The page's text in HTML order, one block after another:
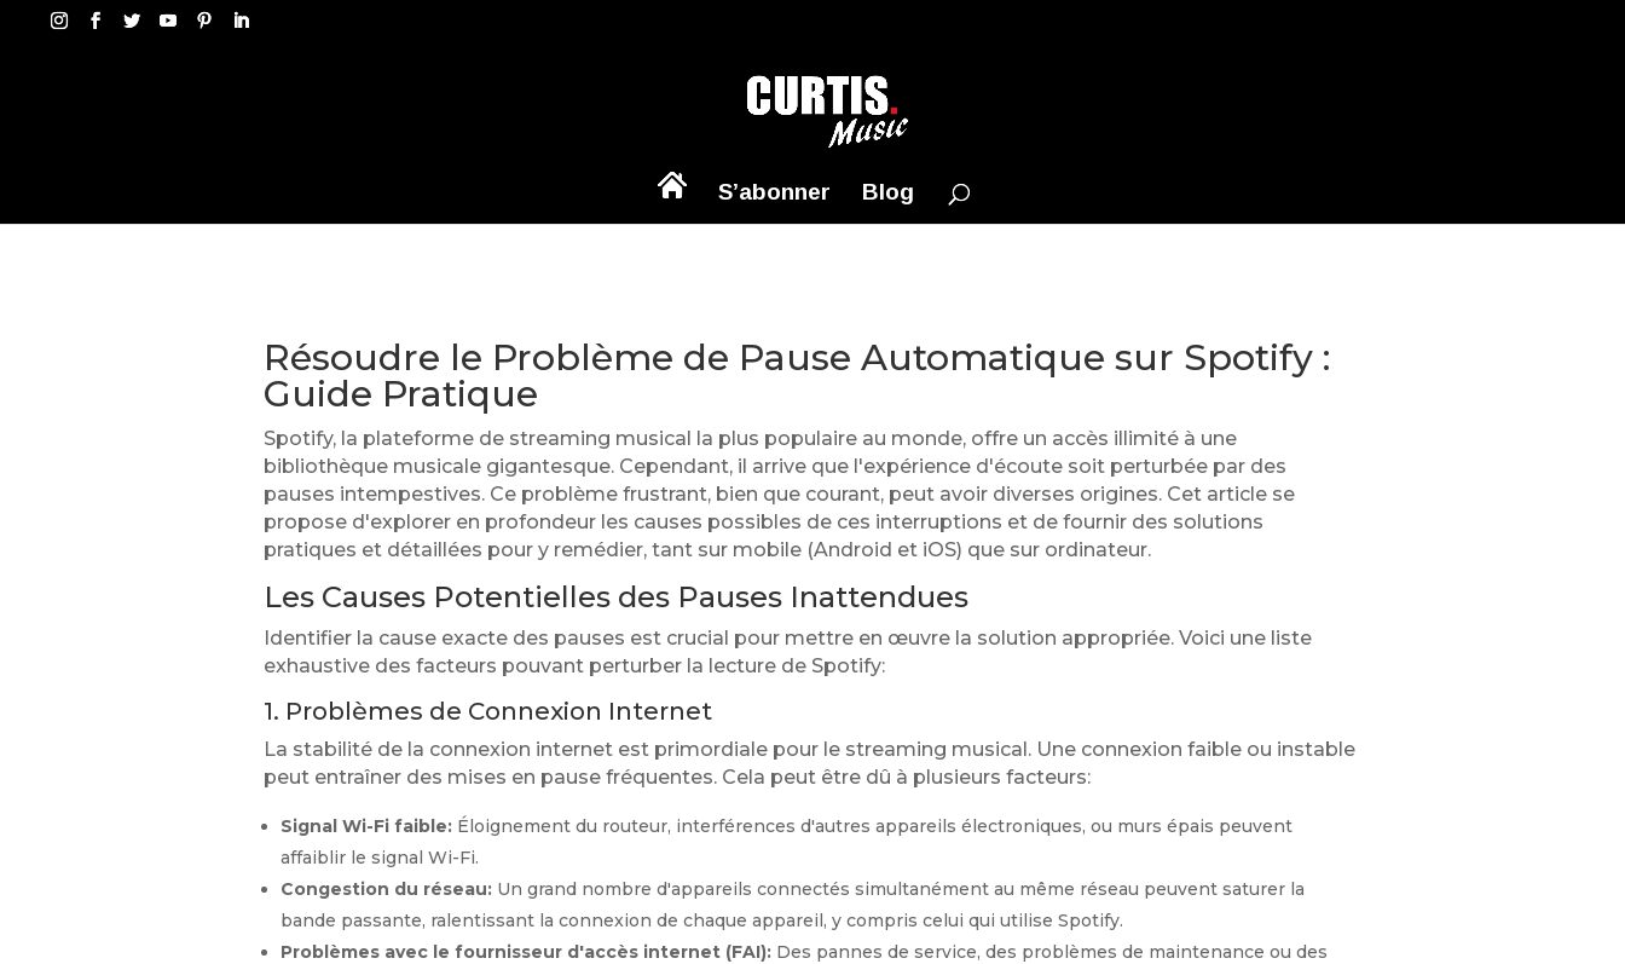
S’abonner Blog
Résoudre le Problème de Pause Automatique sur Spotify :
Guide Pratique
Spotify, la plateforme de streaming musical la plus populaire au monde, offre un accès illimité à une
bibliothèque musicale gigantesque. Cependant, il arrive que l'expérience d'écoute soit perturbée par des
pauses intempestives. Ce problème frustrant, bien que courant, peut avoir diverses origines. Cet article se
propose d'explorer en profondeur les causes possibles de ces interruptions et de fournir des solutions
pratiques et détaillées pour y remédier, tant sur mobile (Android et iOS) que sur ordinateur.
Les Causes Potentielles des Pauses Inattendues
Identifier la cause exacte des pauses est crucial pour mettre en œuvre la solution appropriée. Voici une liste
exhaustive des facteurs pouvant perturber la lecture de Spotify:
1. Problèmes de Connexion Internet
La stabilité de la connexion internet est primordiale pour le streaming musical. Une connexion faible ou instable
peut entraîner des mises en pause fréquentes. Cela peut être dû à plusieurs facteurs:
Signal Wi-Fi faible: Éloignement du routeur, interférences d'autres appareils électroniques, ou murs épais peuvent
affaiblir le signal Wi-Fi.
Congestion du réseau: Un grand nombre d'appareils connectés simultanément au même réseau peuvent saturer la
bande passante, ralentissant la connexion de chaque appareil, y compris celui qui utilise Spotify.
Problèmes avec le fournisseur d'accès internet (FAI): Des pannes de service, des problèmes de maintenance ou des